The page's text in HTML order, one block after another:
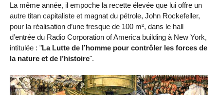
La même année, il empoche la recette élevée que lui offre un
autre titan capitaliste et magnat du pétrole, John Rockefeller,
pour la réalisation d’une fresque de 100 m², dans le hall
d’entrée du Radio Corporation of America building à New York,
intitulée : "La Lutte de l’homme pour contrôler les forces de
la nature et de l’histoire".